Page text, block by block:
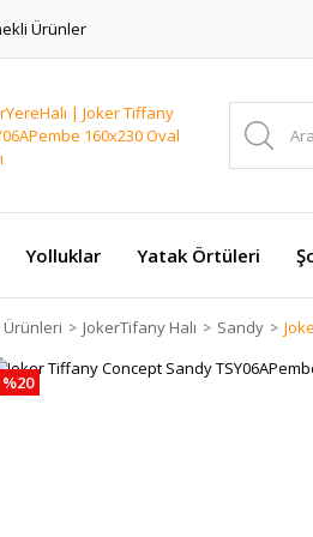
Ürünler
Yolluklar Yatak Örtüleri
JokerTifany Halı Sandy
%20